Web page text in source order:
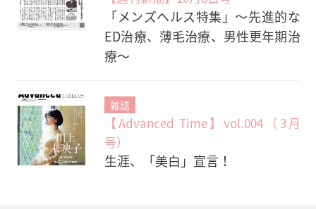
「メンズヘルス特集」〜先進的な
ED治療、薄毛治療、男性更年期治
療〜
雑誌
【Advanced Time】vol.004（3月
号）
生涯、「美白」宣言！